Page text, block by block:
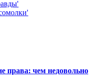
права: чем недовольно